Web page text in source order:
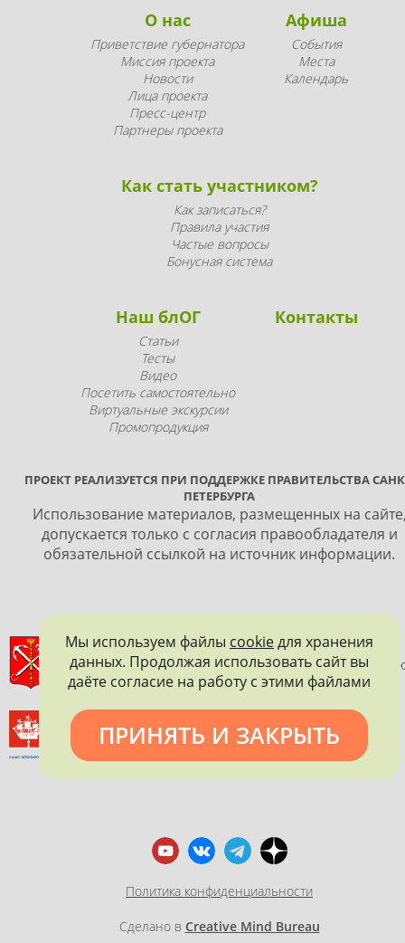
О нас
Приветствие губернатора
Миссия проекта
Новости
Лица проекта
Пресс-центр
Партнеры проекта
Афиша
События
Места
Календарь
Как стать участником?
Как записаться?
Правила участия
Частые вопросы
Бонусная система
Наш блОГ
Статьи
Тесты
Видео
Посетить самостоятельно
Виртуальные экскурсии
Промопродукция
Контакты
ПРОЕКТ РЕАЛИЗУЕТСЯ ПРИ ПОДДЕРЖКЕ ПРАВИТЕЛЬСТВА
ПЕТЕРБУРГА
Использование материалов, размещенных на
допускается только с согласия правообладателя и
обязательной ссылкой на источник информации.
ПРАВИТЕЛЬСТВО САНКТ-ПЕТЕРБУРГА
КОМИТЕТ ПО ГОСУДАРСТВЕННОМУ КОНТРОЛЮ,
И ОХРАНЕ ПАМЯТНИКОВ ИСТОРИИ И КУЛЬТУРЫ
ВСЕРОССИЙСКОЕ ОБЩЕСТВО ОХРАНЫ ПАМЯТНИКОВ
ИСТОРИИ И КУЛЬТУРЫ
Политика конфиденциальности
Сделано в Creative Mind Bureau
Мы используем файлы cookieдля хранения
данных. Продолжая использовать сайт вы
даёте согласие на работу с этими файлами
ПРИНЯТЬ И ЗАКРЫТЬ